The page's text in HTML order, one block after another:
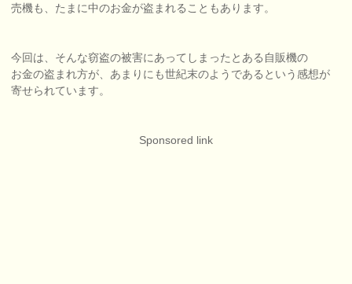
売機も、たまに中のお金が盗まれることもあります。
今回は、そんな窃盗の被害にあってしまったとある自販機の
お金の盗まれ方が、あまりにも世紀末のようであるという感想が
寄せられています。
Sponsored link